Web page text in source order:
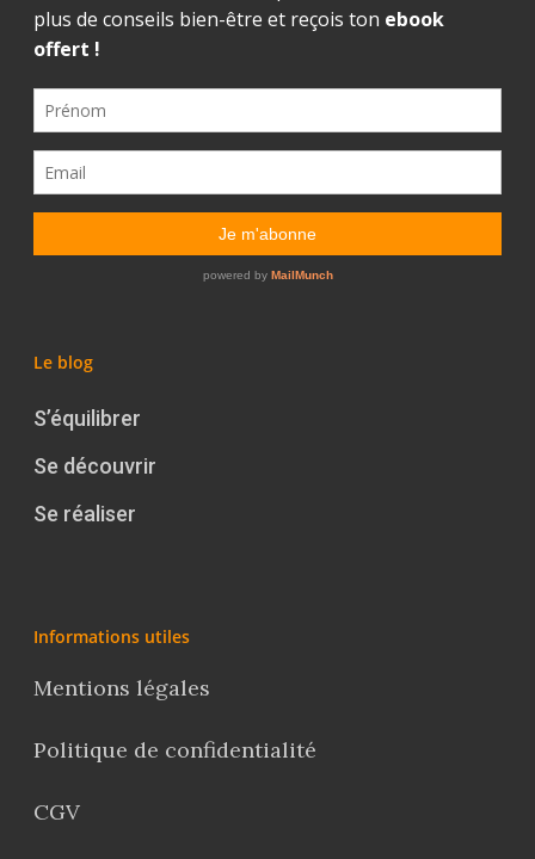
Le blog
S’équilibrer
Se découvrir
Se réaliser
Informations utiles
Mentions légales
Politique de confidentialité
CGV